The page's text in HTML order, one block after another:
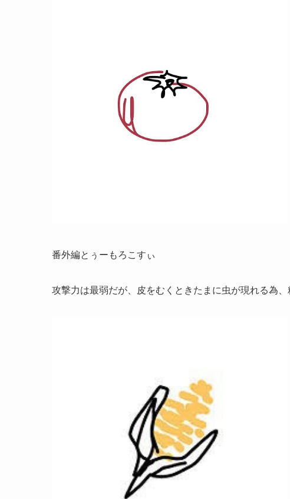
番外編とぅーもろこすぃ
攻撃力は最弱だが、皮をむくときたまに虫が現れる為